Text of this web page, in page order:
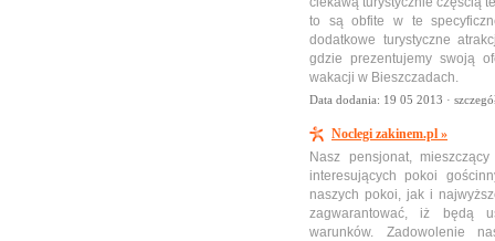
to są obfite w te
dodatkowe turystyczne
gdzie prezentujemy swoją
wakacji w Bieszczadach.
Data dodania: 19 05 2013 ·
Noclegi zakinem.pl »
Nasz pensjonat,
interesujących pokoi
naszych pokoi, jak i
zagwarantować, iż będą
warunków. Zadowolenie